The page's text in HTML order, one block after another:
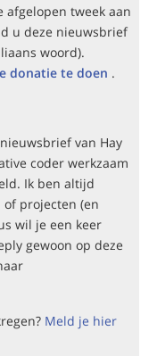
afgelopen tweek aan
u deze nieuwsbrief
woord).
donatie te doen .
van Hay
coder werkzaam
Ik ben altijd
projecten (en
wil je een keer
gewoon op deze
Meld je hier